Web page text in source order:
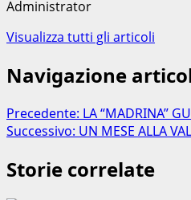
Administrator
Visualizza tutti gli articoli
Navigazione
Precedente: LA “MADRINA”
Successivo: UN MESE ALLA
Storie correlate